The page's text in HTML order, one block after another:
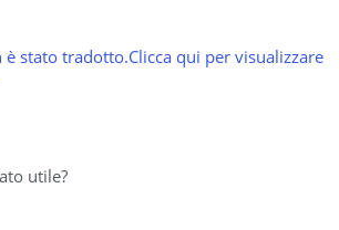
stato tradotto.Clicca qui per visualizzare
utile?